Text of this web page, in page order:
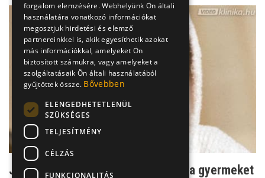
Jó tanács szülőknek: így szoktasd a gyermeket
forgalom elemzésére. Webhelyünk Ön általi
használatára vonatkozó információkat
megosztjuk hirdetési és elemző
partnereinkkel is, akik egyesíthetik azokat
más információkkal, amelyeket Ön
biztosított számukra, vagy amelyeket a
szolgáltatásaik Ön általi használatából
gyűjtöttek össze. Bővebben
ELENGEDHETETLENÜL
SZÜKSÉGES
TELJESÍTMÉNY
CÉLZÁS
FUNKCIONALITÁS